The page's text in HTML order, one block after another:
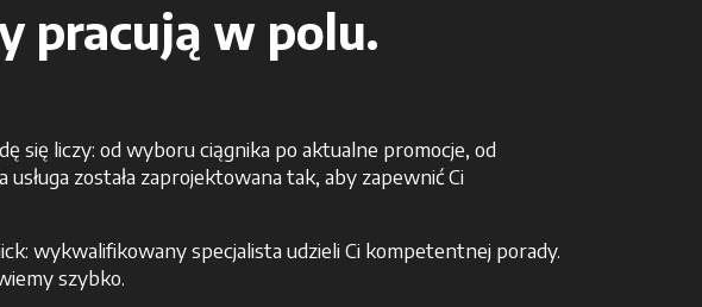
pracują w polu.
się liczy: od wyboru ciągnika po aktualne promocje, od
została zaprojektowana tak, aby zapewnić Ci
wykwalifikowany specjalista udzieli Ci kompetentnej porady.
szybko.